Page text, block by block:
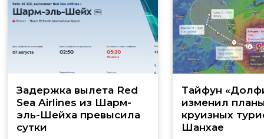
Задержка вылета Red
Sea Airlines из Шарм-
эль-Шейха превысила
сутки
Тайфун
изменил
круизных
Шанхае